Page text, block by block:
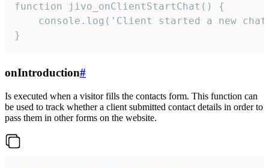
function jivo_onClientStartChat() {
console.log('Client started a new
}
onIntroduction#
Is executed when a visitor fills the contacts form. This function can
be used to track whether a client submitted contact details in order to
pass them in other forms on the website.